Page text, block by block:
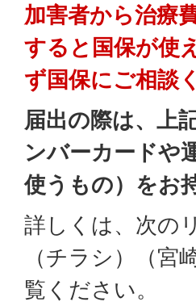
加害者から治療
すると国保が使
ず国保にご相談
届出の際は、上
ンバーカードや
使うもの）をお
詳しくは、次の
（チラシ）（宮
覧ください。